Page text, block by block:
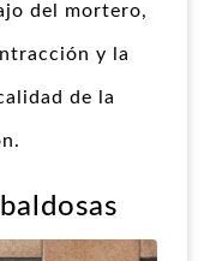
del mortero,
y la
de la